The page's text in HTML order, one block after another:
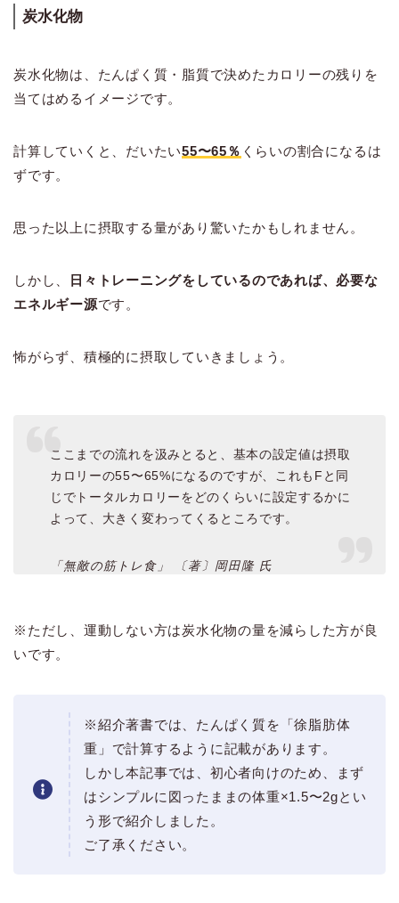
炭水化物
炭水化物は、たんぱく質・脂質で決めたカロリーの残りを
当てはめるイメージです。
計算していくと、だいたい55〜65％ くらいの割合になるは
ずです。
思った以上に摂取する量があり驚いたかもしれません。
しかし、
日々トレーニングをしているのであれば、必要な
エネルギー源です。
怖がらず、積極的に摂取していきましょう。
ここまでの流れを汲みとると、基本の設定値は摂取
カロリーの55〜65%になるのですが、これもFと同
じでトータルカロリーをどのくらいに設定するかに
よって、大きく変わってくるところです。
「無敵の筋トレ食」 〔著〕岡田隆 氏
※ただし、運動しない方は炭水化物の量を減らした方が良
いです。
※紹介著書では、たんぱく質を「徐脂肪体
重」で計算するように記載があります。
しかし本記事では、初心者向けのため、まず
はシンプルに図ったままの体重×1.5〜2gとい
う形で紹介しました。
ご了承ください。